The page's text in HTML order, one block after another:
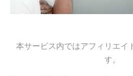
本サービス内ではアフィリエイ
す。